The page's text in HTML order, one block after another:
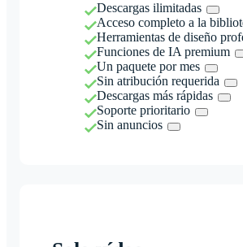
Descargas ilimitadas
Acceso completo a la
Herramientas de diseño
Funciones de IA premium
Un paquete por mes
Sin atribución requerida
Descargas más rápidas
Soporte prioritario
Sin anuncios